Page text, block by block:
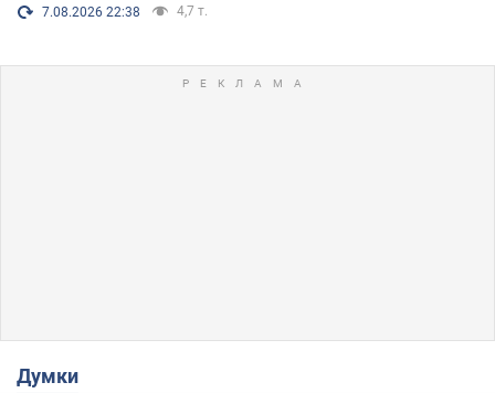
7.08.2026 22:38 4,7 т.
Думки